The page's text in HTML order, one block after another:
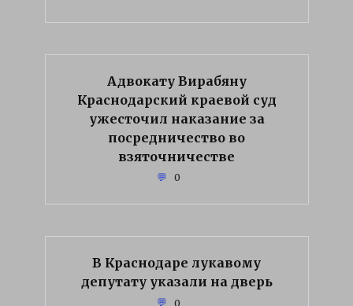
Адвокату Вирабяну
Краснодарский краевой суд
ужесточил наказание за
посредничество во
взяточничестве
0
В Краснодаре лукавому
депутату указали на дверь
0